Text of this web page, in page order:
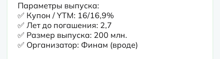
Параметры выпуска:
✅ Купон / YTM: 16/16,9%
✅ Лет до погашения: 2,7
✅ Размер выпуска: 200 млн.
✅ Организатор: Финам (вроде)